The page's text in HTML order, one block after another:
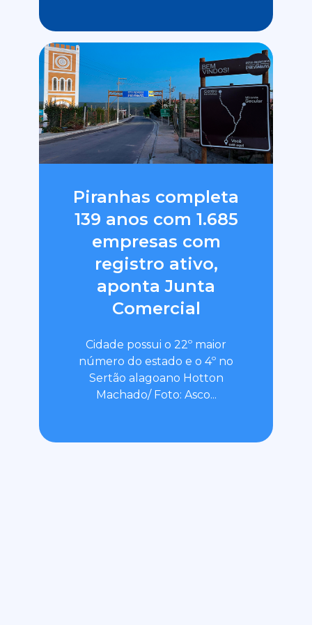
Piranhas completa
139 anos com 1.685
empresas com
registro ativo,
aponta Junta
Comercial
Cidade possui o 22º maior
número do estado e o 4º no
Sertão alagoano Hotton
Machado/ Foto: Asco...